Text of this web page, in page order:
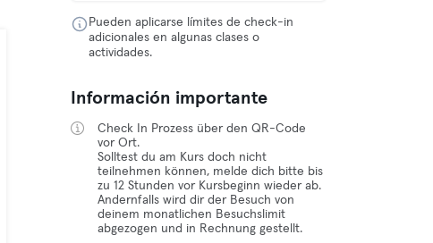
Pueden aplicarse límites de check-in
adicionales en algunas clases o
actividades.
Información importante
Check In Prozess über den QR-Code
vor Ort.
Solltest du am Kurs doch nicht
teilnehmen können, melde dich bitte bis
zu 12 Stunden vor Kursbeginn wieder ab.
Andernfalls wird dir der Besuch von
deinem monatlichen Besuchslimit
abgezogen und in Rechnung gestellt.